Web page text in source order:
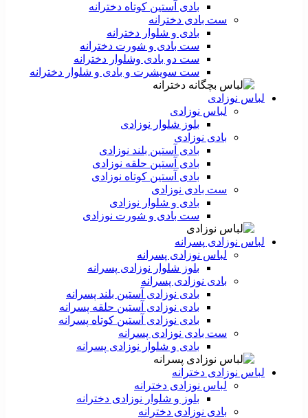
بادی آستین کوتاه دخترانه
ست بادی دخترانه
بادی و شلوار دخترانه
ست بادی و شورت دخترانه
ست دو بادی وشلوار دخترانه
ست سویشرت و بادی و شلوار دخترانه
لباس نوزادی
لباس نوزادی
بلوز شلوار نوزادی
بادی نوزادی
بادی آستین بلند نوزادی
بادی آستین حلقه نوزادی
بادی آستین کوتاه نوزادی
ست بادی نوزادی
بادی و شلوار نوزادی
ست بادی و شورت نوزادی
لباس نوزادی پسرانه
لباس نوزادی پسرانه
بلوز شلوار نوزادی پسرانه
بادی نوزادی پسرانه
بادی نوزادی آستین بلند پسرانه
بادی نوزادی آستین حلقه پسرانه
بادی نوزادی آستین کوتاه پسرانه
ست بادی نوزادی پسرانه
بادی و شلوار نوزادی پسرانه
لباس نوزادی دخترانه
لباس نوزادی دخترانه
بلوز و شلوار نوزادی دخترانه
بادی نوزادی دخترانه